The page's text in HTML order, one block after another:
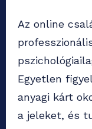
Az online
Egyetlen
anyagi kárt
a jeleket, és